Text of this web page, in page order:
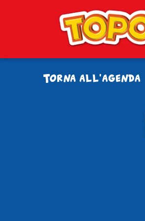
Torna all'agenda